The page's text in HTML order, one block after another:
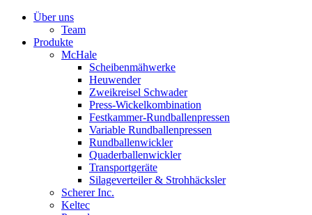
Über uns
Team
Produkte
McHale
Scheibenmähwerke
Heuwender
Zweikreisel Schwader
Press-Wickelkombination
Festkammer-Rundballenpressen
Variable Rundballenpressen
Rundballenwickler
Quaderballenwickler
Transportgeräte
Silageverteiler & Strohhäcksler
Scherer Inc.
Keltec